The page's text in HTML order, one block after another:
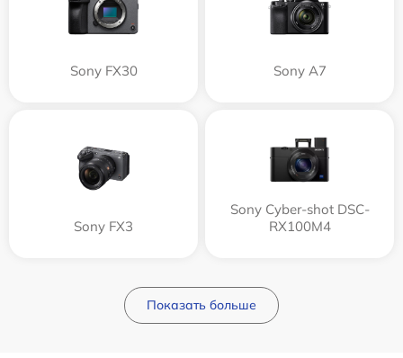
Sony FX30 Sony A7
Sony FX3
Sony Cyber-shot DSC-
RX100M4
Показать больше